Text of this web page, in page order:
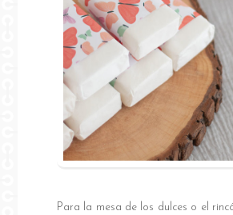
Para la mesa de los dulces o el